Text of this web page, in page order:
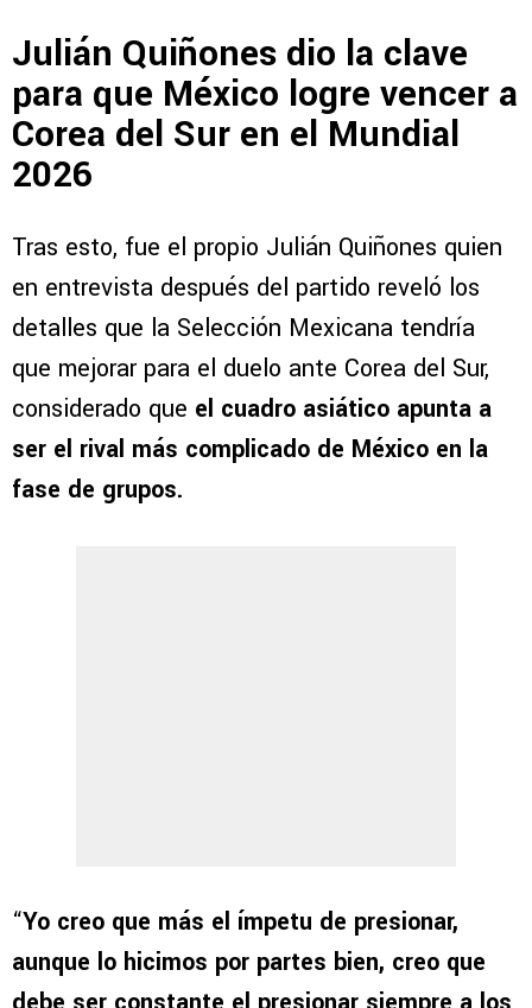
Julián Quiñones dio la clave
para que México logre vencer a
Corea del Sur en el Mundial
2026
Tras esto, fue el propio Julián Quiñones quien
en entrevista después del partido reveló los
detalles que la Selección Mexicana tendría
que mejorar para el duelo ante Corea del Sur,
considerado que el cuadro asiático apunta a
ser el rival más complicado de México en la
fase de grupos.
“Yo creo que más el ímpetu de presionar,
aunque lo hicimos por partes bien, creo que